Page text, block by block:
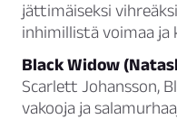
jättimäiseksi
inhimillistä voimaa ja
Black Widow
Scarlett Johansson,
vakooja ja